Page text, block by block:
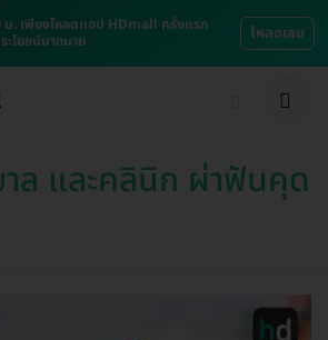
บ. เพียงโหลดแอป HDmall ครั้งแรก
โยชน์มากมาย
โหลดเลย
าล และคลินิก ผ่าฟันคุด